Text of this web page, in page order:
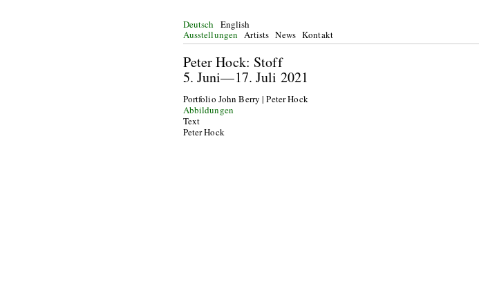
Deutsch
English
Ausstellungen Artists News Kontakt
Peter Hock: Stoff
5. Juni—17. Juli 2021
Portfolio John Berry | Peter Hock
Abbildungen
Text
Peter Hock